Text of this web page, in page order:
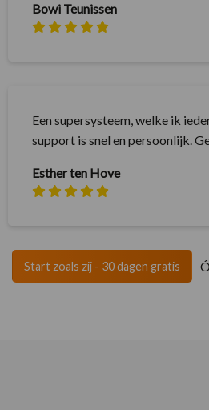
Bowi Teunissen
Een supersysteem, welke ik
support is snel en persoonlijk.
Esther ten Hove
Start zoals zij - 30 dagen gratis